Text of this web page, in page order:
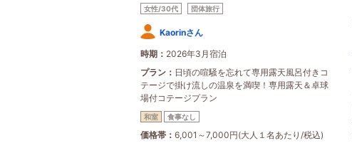
女性/30代 団体旅行
Kaorinさん
時期
2026年3月宿泊
プラン
日頃の喧騒を忘れて専用露天風呂付きコ
テージで掛け流しの温泉を満喫！専用露天＆卓球
場付コテージプラン
和室 食事なし
価格帯 6,001～7,000円(大人１名あたり/税込)